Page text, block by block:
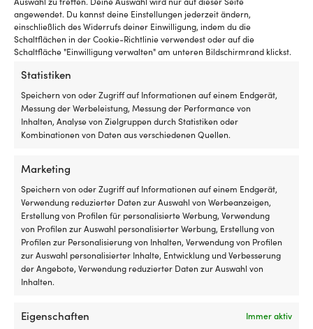
angewendet. Du kannst deine Einstellungen jederzeit ändern,
einschließlich des Widerrufs deiner Einwilligung, indem du die
Schaltflächen in der Cookie-Richtlinie verwendest oder auf die
Schaltfläche "Einwilligung verwalten" am unteren Bildschirmrand klickst.
Statistiken
Speichern von oder Zugriff auf Informationen auf einem Endgerät,
Messung der Werbeleistung, Messung der Performance von
Inhalten, Analyse von Zielgruppen durch Statistiken oder
Kombinationen von Daten aus verschiedenen Quellen.
Marketing
Speichern von oder Zugriff auf Informationen auf einem Endgerät,
Verwendung reduzierter Daten zur Auswahl von Werbeanzeigen,
Erstellung von Profilen für personalisierte Werbung, Verwendung
von Profilen zur Auswahl personalisierter Werbung, Erstellung von
Profilen zur Personalisierung von Inhalten, Verwendung von Profilen
zur Auswahl personalisierter Inhalte, Entwicklung und Verbesserung
der Angebote, Verwendung reduzierter Daten zur Auswahl von
Inhalten.
Eigenschaften
Immer aktiv
209,99€
MwSt. inkl.
3 VORRÄTIG
129,99€
MwSt. inkl.
NACHBESTELLT WERDEN)
Melamingeschirr Marine
Business Regata, non-slip,
weiß/gemustert, 25-teilig
269,99€
3 VORRÄTIG
weiß/blau, 17 Teile